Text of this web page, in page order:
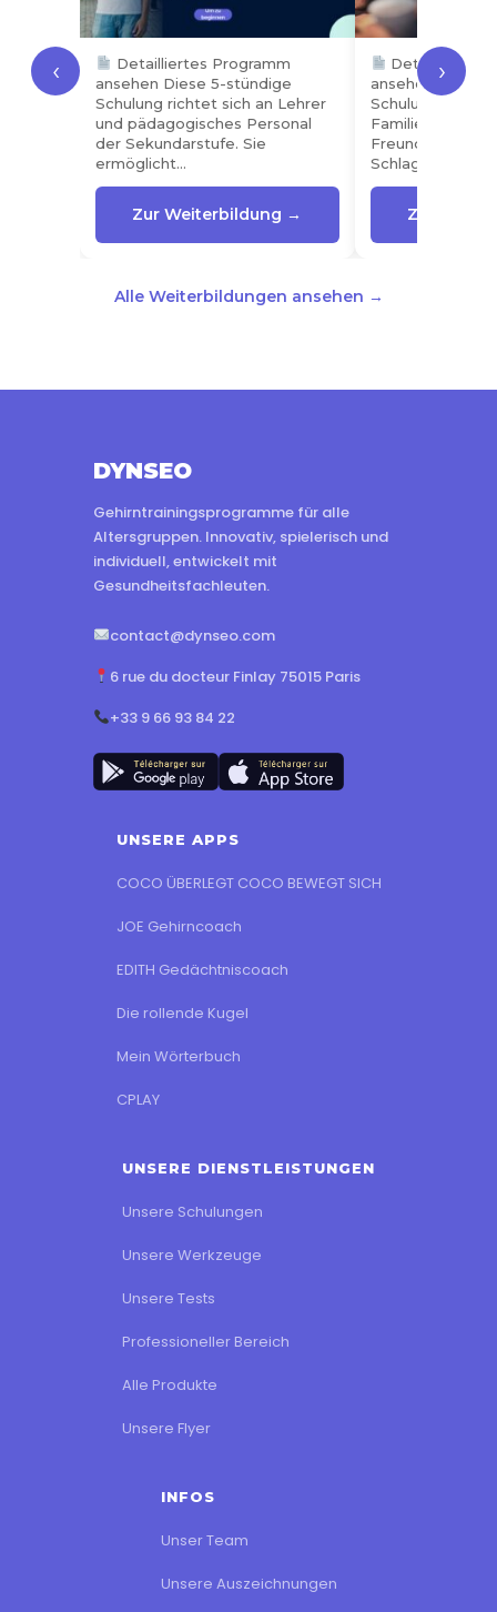
‹
Detailliertes Programm
ansehen Diese 5-stündige
Schulung richtet sich an Lehrer
und pädagogisches Personal
der Sekundarstufe. Sie
ermöglicht…
Zur Weiterbildung →
Detailliertes
ansehen Diese
Schulung richtet
Freunde einer
Schlaganfall…
Zur
›
Alle Weiterbildungen ansehen →
DYNSEO
Gehirntrainingsprogramme für alle
Altersgruppen. Innovativ, spielerisch und
individuell, entwickelt mit
Gesundheitsfachleuten.
contact@dynseo.com
6 rue du docteur Finlay 75015 Paris
+33 9 66 93 84 22
UNSERE APPS
COCO ÜBERLEGT COCO BEWEGT SICH
JOE Gehirncoach
EDITH Gedächtniscoach
Die rollende Kugel
Mein Wörterbuch
CPLAY
UNSERE DIENSTLEISTUNGEN
Unsere Schulungen
Unsere Werkzeuge
Unsere Tests
Professioneller Bereich
Alle Produkte
Unsere Flyer
INFOS
Unser Team
Unsere Auszeichnungen